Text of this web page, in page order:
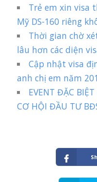
Trẻ em xin visa
Mỹ DS-160 riêng
Thời gian chờ
lâu hơn các diện
Cập nhật visa
anh chị em năm
EVENT ĐẶC
CƠ HỘI ĐẦU TƯ